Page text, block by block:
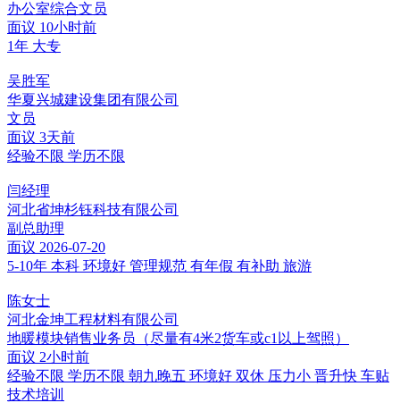
办公室综合文员
面议 10小时前
1年 大专
吴胜军
华夏兴城建设集团有限公司
文员
面议 3天前
经验不限 学历不限
闫经理
河北省坤杉钰科技有限公司
副总助理
面议 2026-07-20
5-10年 本科 环境好 管理规范 有年假 有补助 旅游
陈女士
河北金坤工程材料有限公司
地暖模块销售业务员（尽量有4米2货车或c1以上驾照）
面议 2小时前
经验不限 学历不限 朝九晚五 环境好 双休 压力小 晋升快 车贴
技术培训